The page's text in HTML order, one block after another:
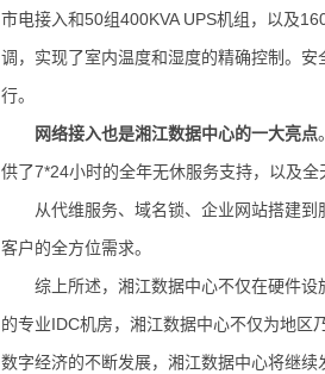
市电接入和50组400KVA UPS机组，以及
调，实现了室内温度和湿度的精确控制。
行。
网络接入也是湘江数据中心的一大亮点
供了7*24小时的全年无休服务支持，以及
从代维服务、域名锁、企业网站搭建
客户的全方位需求。
综上所述，湘江数据中心不仅在硬件
的专业IDC机房，湘江数据中心不仅为地区
数字经济的不断发展，湘江数据中心将继续